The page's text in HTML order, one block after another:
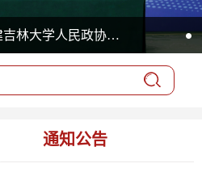
吉林省政协与吉林大学共建吉林大学人民政协理论研究中心依托吉林大学行政学院成立
通知公告